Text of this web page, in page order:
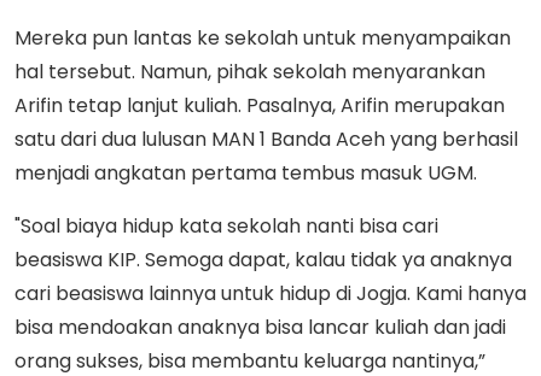
Mereka pun lantas ke sekolah untuk menyampaikan
hal tersebut. Namun, pihak sekolah menyarankan
Arifin tetap lanjut kuliah. Pasalnya, Arifin merupakan
satu dari dua lulusan MAN 1 Banda Aceh yang berhasil
menjadi angkatan pertama tembus masuk UGM.
"Soal biaya hidup kata sekolah nanti bisa cari
beasiswa KIP. Semoga dapat, kalau tidak ya anaknya
cari beasiswa lainnya untuk hidup di Jogja. Kami hanya
bisa mendoakan anaknya bisa lancar kuliah dan jadi
orang sukses, bisa membantu keluarga nantinya,”